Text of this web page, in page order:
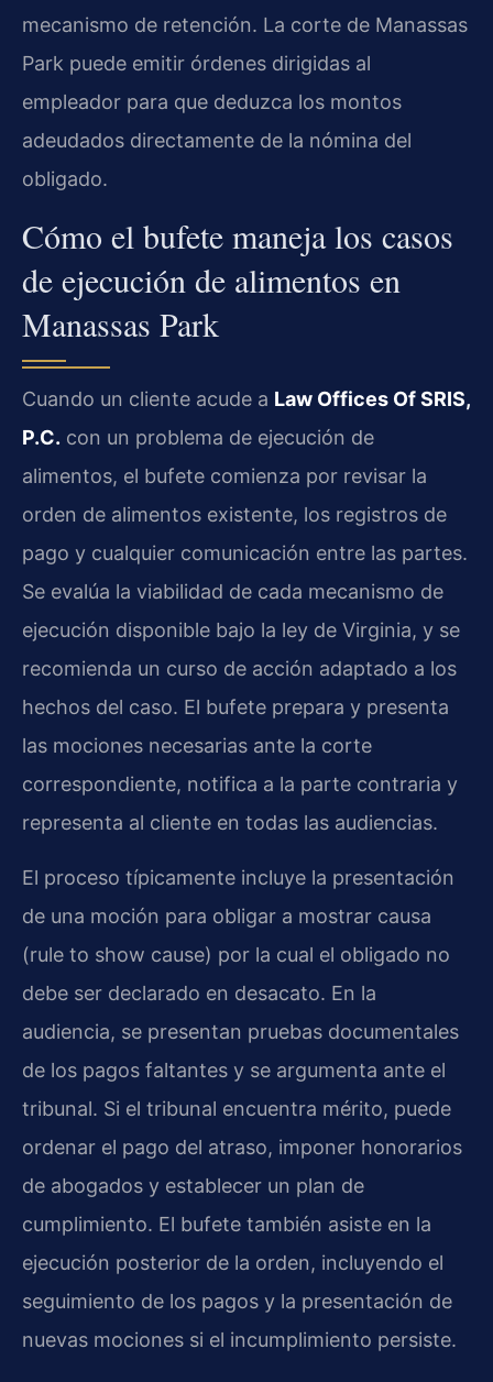
mecanismo de retención. La corte de Manassas
Park puede emitir órdenes dirigidas al
empleador para que deduzca los montos
adeudados directamente de la nómina del
obligado.
Cómo el bufete maneja los casos
de ejecución de alimentos en
Manassas Park
Cuando un cliente acude a Law Offices Of SRIS,
P.C. con un problema de ejecución de
alimentos, el bufete comienza por revisar la
orden de alimentos existente, los registros de
pago y cualquier comunicación entre las partes.
Se evalúa la viabilidad de cada mecanismo de
ejecución disponible bajo la ley de Virginia, y se
recomienda un curso de acción adaptado a los
hechos del caso. El bufete prepara y presenta
las mociones necesarias ante la corte
correspondiente, notifica a la parte contraria y
representa al cliente en todas las audiencias.
El proceso típicamente incluye la presentación
de una moción para obligar a mostrar causa
(rule to show cause) por la cual el obligado no
debe ser declarado en desacato. En la
audiencia, se presentan pruebas documentales
de los pagos faltantes y se argumenta ante el
tribunal. Si el tribunal encuentra mérito, puede
ordenar el pago del atraso, imponer honorarios
de abogados y establecer un plan de
cumplimiento. El bufete también asiste en la
ejecución posterior de la orden, incluyendo el
seguimiento de los pagos y la presentación de
nuevas mociones si el incumplimiento persiste.